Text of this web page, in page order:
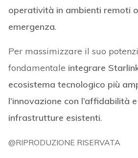
operatività in ambienti remoti
emergenza.
Per massimizzare il suo
fondamentale integrare
ecosistema tecnologico più
l’innovazione con l’affidabilità
infrastrutture esistenti.
@RIPRODUZIONE RISERVATA